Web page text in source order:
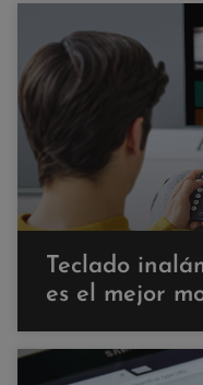
Teclado
es el mejor